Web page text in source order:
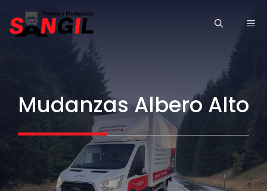
Mudanzas Albero Alto